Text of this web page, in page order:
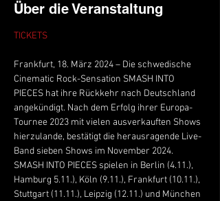
Über die Veranstaltung
TICKETS
Frankfurt, 18. März 2024 – Die schwedische
Cinematic Rock-Sensation SMASH INTO
PIECES hat ihre Rückkehr nach Deutschland
angekündigt. Nach dem Erfolg ihrer Europa-
Tournee 2023 mit vielen ausverkauften Shows
hierzulande, bestätigt die herausragende Live-
Band sieben Shows im November 2024.
SMASH INTO PIECES spielen in Berlin (4.11.),
Hamburg 5.11.), Köln (9.11.), Frankfurt (10.11.),
Stuttgart (11.11.), Leipzig (12.11.) und München